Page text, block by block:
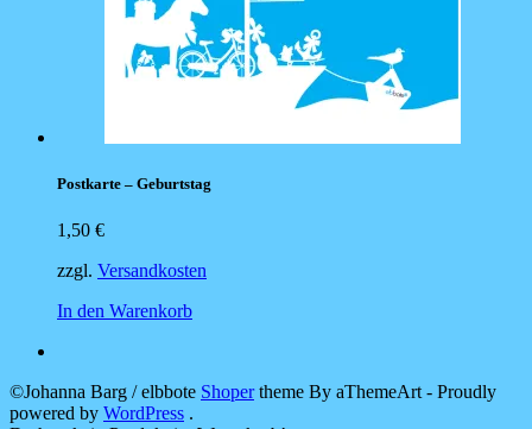
Postkarte – Geburtstag
1,50 €
zzgl. Versandkosten
In den Warenkorb
©Johanna Barg / elbbote Shopertheme By aThemeArt - Proudly
powered by WordPress .